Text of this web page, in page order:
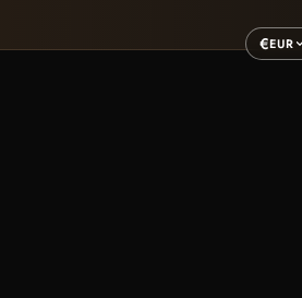
€EUR